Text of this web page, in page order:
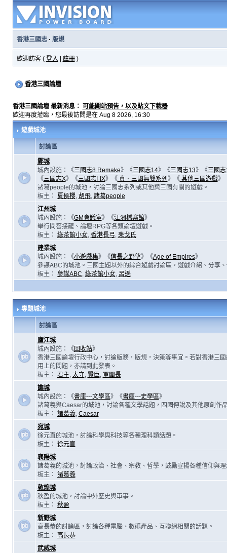
香港三國志· 版規
歡迎訪客 ( 登入 註冊)
香港三國論壇
香港三國論壇 最新消息： 可能關站預告，以及貼文下載器
歡迎再度蒞臨，您最後訪問是在 Aug 8 2026, 16:30
遊戲城池
討論區
鄴城
城內設施：《三國志8 Remake》《三國志14》《三國志13》《三國
《三國志X》《三國志I-IX》《真．三國無雙系列 》《其他三國遊戲》
諸葛people的城池，討論三國志系列或其他與三國有關的遊戲。
板主：
夏侯櫻, 胡飛, 諸葛people
江州城
城內設施：《GM會議室》《江洲檔案館》
舉行問答接龍、論壇RPG等各類論壇遊戲。
板主： 綠茶館小女, 香港長弓, 耒戈氏
建業城
城內設施：《小遊戲集》《信長之野望》《Age of Empires》
參謀ABC的城池。三國主題以外的綜合遊戲討論區，遊戲介紹、分享
板主： 參謀ABC, 綠茶館小女, 呂遜
專題城池
討論區
廬江城
城內設施：《回收站》
香港三國論壇行政中心，討論版務，版規，決策等事宜。若對香港三
用上的問題，亦請到此發表。
板主： 君主, 太守, 賢臣, 軍團長
譙城
城內設施：《書庫---文學區》《書庫---史學區》
諸葛羲與Caesar的城池，討論各種文學話題，四國傳說及其他原創作
板主： 諸葛羲, Caesar
宛城
徐元直的城池，討論科學與科技等各種理科類話題。
板主： 徐元直
襄陽城
諸葛羲的城池，討論政治、社會、宗教、哲學，鼓勵宣揚各種信仰與理
板主： 諸葛羲
敦煌城
秋盈的城池，討論中外歷史與軍事。
板主： 秋盈
新野城
高長恭的討論區，討論各種電腦、數碼產品、互聯網相關的話題。
板主：
高長恭
武威城